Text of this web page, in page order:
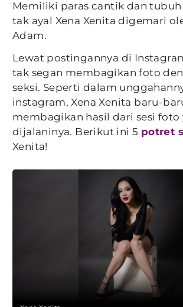
Memiliki paras cantik dan tubuh
tak ayal Xena Xenita digemari
Adam.
Lewat postingannya di
tak segan membagikan foto
seksi. Seperti dalam
instagram, Xena Xenita baru-
membagikan hasil dari sesi foto
dijalaninya. Berikut ini 5 potret
Xenita!